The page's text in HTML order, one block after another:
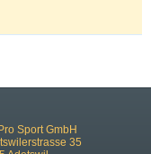
Sport GmbH
35